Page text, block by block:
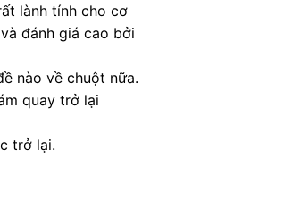
lành tính cho cơ
đánh giá cao bởi
nào về chuột nữa.
quay trở lại
trở lại.